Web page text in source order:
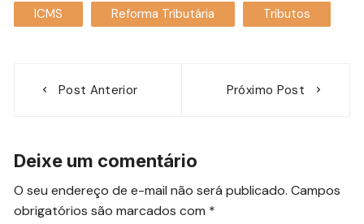
ICMS Reforma Tributária Tributos
Post Anterior Próximo Post
Deixe um comentário
O seu endereço de e-mail não será publicado. Campos
obrigatórios são marcados com *